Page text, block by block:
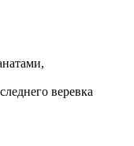
веревка